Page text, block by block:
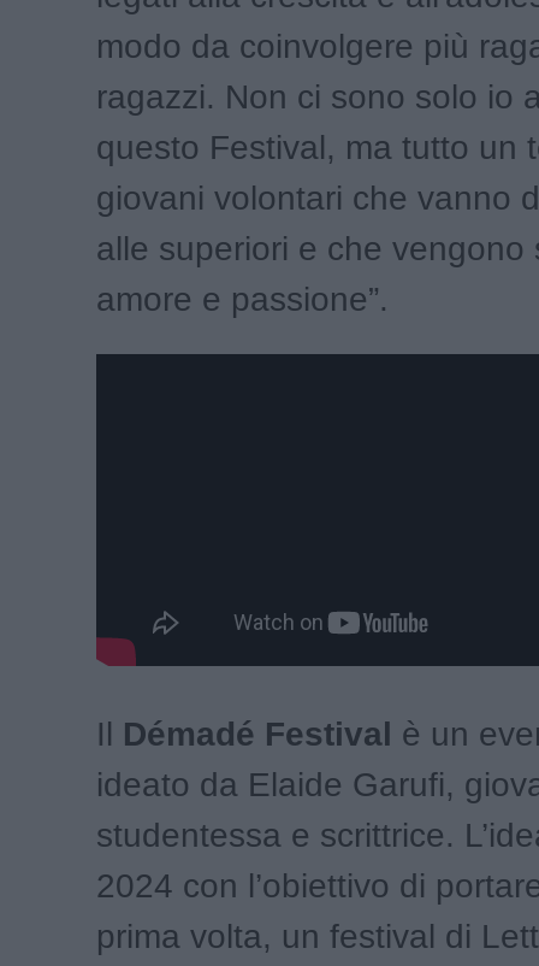
modo da coinvolgere più
ragazzi. Non ci sono solo io
questo Festival, ma tutto un
giovani volontari che vanno
alle superiori e che vengono
amore e passione”.
Il Démadé Festival è un
ideato da Elaide Garufi,
studentessa e scrittrice.
2024 con l’obiettivo di
prima volta, un festival di